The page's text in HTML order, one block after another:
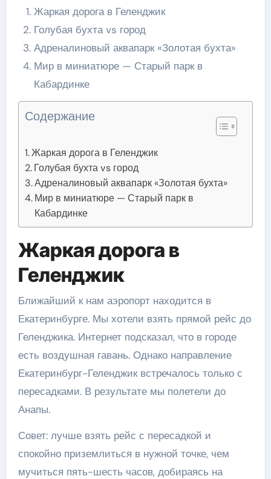
Жаркая дорога в Геленджик
Голубая бухта vs город
Адреналиновый аквапарк «Золотая бухта»
Мир в миниатюре — Старый парк в
Кабардинке
Содержание
Жаркая дорога в Геленджик
Голубая бухта vs город
Адреналиновый аквапарк «Золотая бухта»
Мир в миниатюре — Старый парк в
Кабардинке
Жаркая дорога в
Геленджик
Ближайший к нам аэропорт находится в
Екатеринбурге. Мы хотели взять прямой рейс до
Геленджика. Интернет подсказал, что в городе
есть воздушная гавань. Однако направление
Екатеринбург-Геленджик встречалось только с
пересадками. В результате мы полетели до
Анапы.
Совет: лучше взять рейс с пересадкой и
спокойно приземлиться в нужной точке, чем
мучиться пять-шесть часов, добираясь на